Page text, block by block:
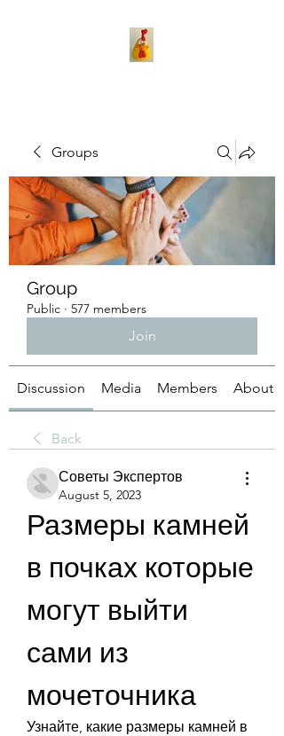
Groups
Group
Public · 577 members
Join
Discussion Media Members About
Back
Советы Экспертов
August 5, 2023
Размеры камней
в почках которые
могут выйти
сами из
мочеточника
Узнайте, какие размеры камней в